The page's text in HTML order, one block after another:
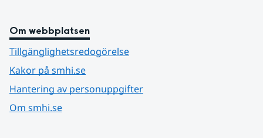
Om webbplatsen
Tillgänglighetsredogörelse
Kakor på smhi.se
Hantering av personuppgifter
Om smhi.se